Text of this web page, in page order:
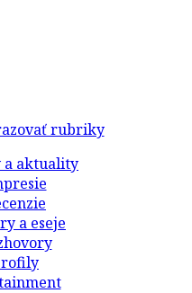
rubriky
a aktuality
a eseje